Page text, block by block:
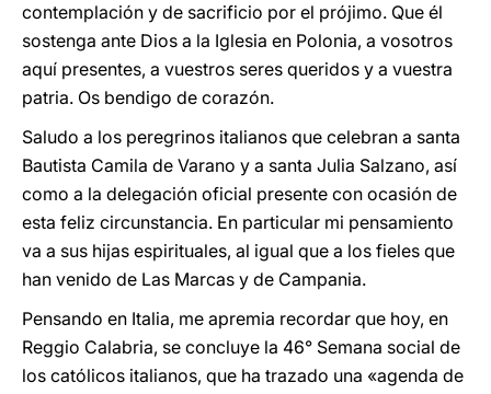
contemplación y de sacrificio por el prójimo. Que él
sostenga ante Dios a la Iglesia en Polonia, a vosotros
aquí presentes, a vuestros seres queridos y a vuestra
patria. Os bendigo de corazón.
Saludo a los peregrinos italianos que celebran a santa
Bautista Camila de Varano y a santa Julia Salzano, así
como a la delegación oficial presente con ocasión de
esta feliz circunstancia. En particular mi pensamiento
va a sus hijas espirituales, al igual que a los fieles que
han venido de Las Marcas y de Campania.
Pensando en Italia, me apremia recordar que hoy, en
Reggio Calabria, se concluye la 46° Semana social de
los católicos italianos, que ha trazado una «agenda de